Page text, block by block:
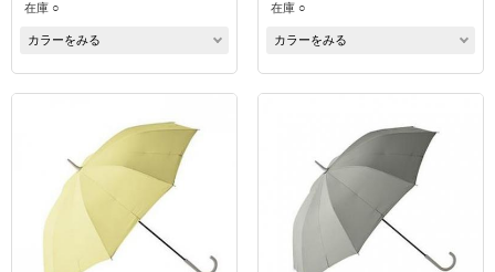
在庫 ○
カラーをみる
在庫 ○
カラーをみる